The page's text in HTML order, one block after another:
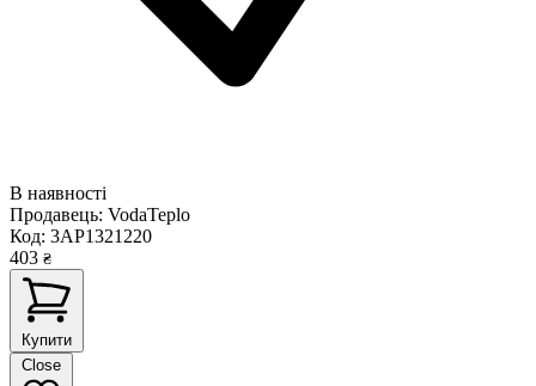
В наявності
Продавець: VodaTeplo
Код: 3AP1321220
403 ₴
Купити
Close